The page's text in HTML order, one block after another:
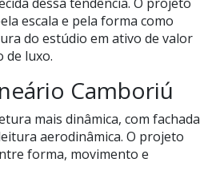
escala e pela forma como
do estúdio em ativo de valor
de luxo.
Camboriú
mais dinâmica, com fachada
aerodinâmica. O projeto
forma, movimento e